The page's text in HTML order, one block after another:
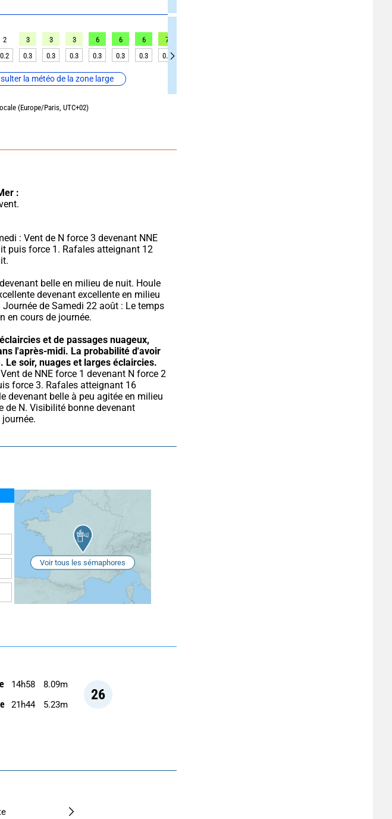
la météo de la zone large
2 3 3 3 6 6 6 7
0.2 0.3 0.3 0.3 0.3 0.3 0.3 0.3
(Europe/Paris, UTC+02)
:
: Vent de N force 3 devenant NNE
puis force 1. Rafales atteignant 12
belle en milieu de nuit. Houle
devenant excellente en milieu
de Samedi 22 août : Le temps
en cours de journée.
et de passages nuageux,
l'après-midi. La probabilité d'avoir
Le soir, nuages et larges éclaircies.
force 3. Rafales atteignant 16
devenant belle à peu agitée en milieu
de N. Visibilité bonne devenant
Voir tous les sémaphores
26
14h58 8.09m
21h44 5.23m